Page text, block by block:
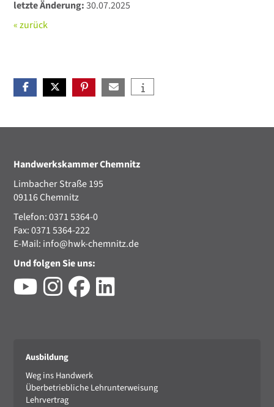
letzte Änderung:30.07.2025
« zurück
Handwerkskammer Chemnitz
Limbacher Straße 195
09116 Chemnitz
Telefon: 0371 5364-0
Fax: 0371 5364-222
E-Mail: info@hwk-chemnitz.de
Und folgen Sie uns:
Ausbildung
Weg ins Handwerk
Überbetriebliche Lehrunterweisung
Lehrvertrag